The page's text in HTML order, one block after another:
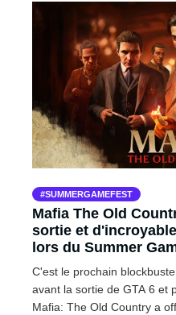
SUMMERGAMEFEST
Mafia The Old
sortie et
lors du Summer
C'est le prochain
avant la sortie de GTA 6 et
Mafia: The Old Country a